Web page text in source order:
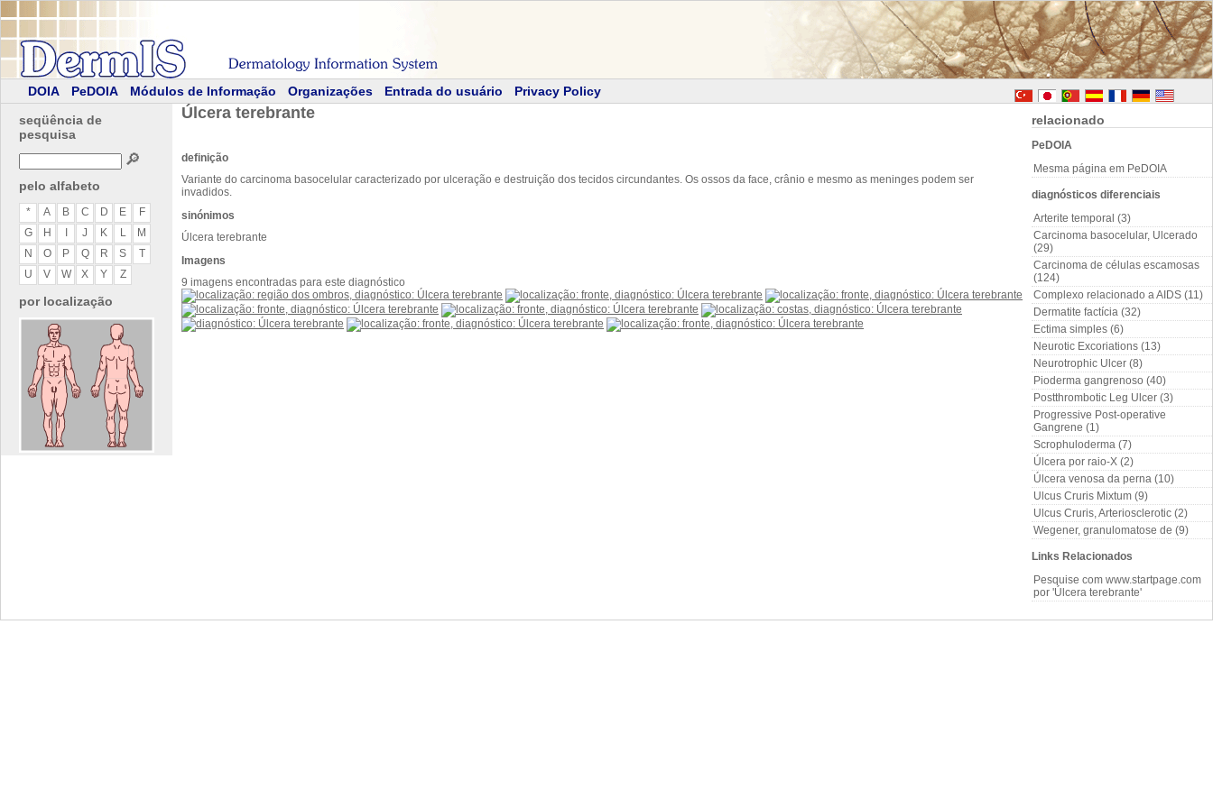
DOIA PeDOIA Módulos de Informação Organizações Entrada do usuário
Privacy Policy
seqüência de
pesquisa
🔎
pelo alfabeto
* A B C D E
F
G
H J K L
M
N
O P Q R S
T
U
V W X Y Z
por localização
relacionado
PeDOIA
Mesma página em PeDOIA
diagnósticos diferenciais
Arterite temporal (3)
Carcinoma basocelular, Ulcerado
(29)
Carcinoma de células escamosas
(124)
Complexo relacionado a AIDS (11)
Dermatite factícia (32)
Ectima simples (6)
Neurotic Excoriations (13)
Neurotrophic Ulcer (8)
Pioderma gangrenoso (40)
Postthrombotic Leg Ulcer (3)
Progressive Post-operative
Gangrene (1)
Scrophuloderma (7)
Úlcera por raio-X (2)
Úlcera venosa da perna (10)
Ulcus Cruris Mixtum (9)
Ulcus Cruris, Arteriosclerotic (2)
Wegener, granulomatose de (9)
Links Relacionados
Pesquise com www.startpage.com
por 'Úlcera terebrante'
Úlcera terebrante
definição
Variante do carcinoma basocelular caracterizado por ulceração e destruição dos tecidos circundantes. Os ossos da face, crânio e mesmo as meninges podem ser
invadidos.
sinónimos
Úlcera terebrante
Imagens
9 imagens encontradas para este diagnóstico